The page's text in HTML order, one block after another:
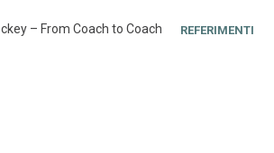
REFERIMENTI